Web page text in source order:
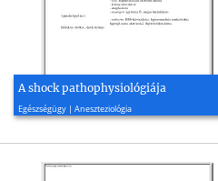
A shock pathophysiológiája
Egészségügy | Aneszteziológia
2008, 3 oldal